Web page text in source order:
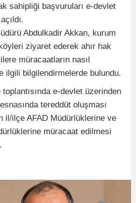
sahipliği başvuruları e-devlet
Abdulkadir Akkan, kurum
ziyaret ederek ahır hak
müracaatların nasıl
ilgili bilgilendirmelerde bulundu.
e-devlet üzerinden
tereddüt oluşması
il/ilçe AFAD Müdürlüklerine ve
müracaat edilmesi